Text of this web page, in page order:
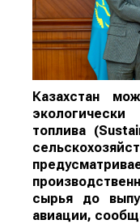
Казахстан
топлива
сырья до
авиации,